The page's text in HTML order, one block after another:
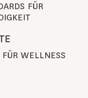
FÜR
WELLNESS